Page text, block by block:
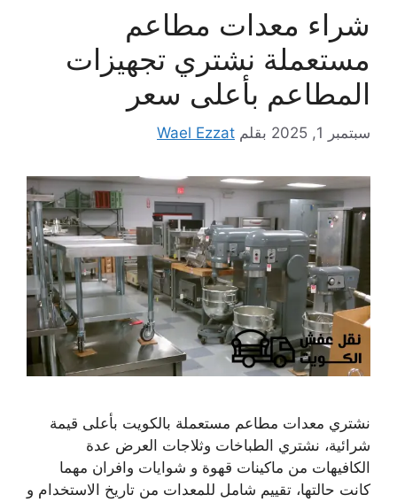
شراء معدات مطاعم
مستعملة نشتري تجهيزات
المطاعم بأعلى سعر
سبتمبر 1, 2025 بقلم Wael Ezzat
نشتري معدات مطاعم مستعملة بالكويت بأعلى قيمة
شرائية، نشتري الطباخات وثلاجات العرض عدة
الكافيهات من ماكينات قهوة و شوايات وافران مهما
كانت حالتها، تقييم شامل للمعدات من تاريخ الاستخدام و